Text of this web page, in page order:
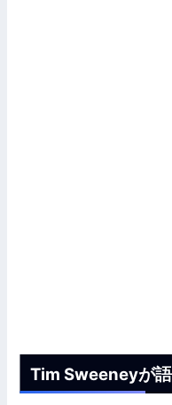
Tim Sweeneyが語